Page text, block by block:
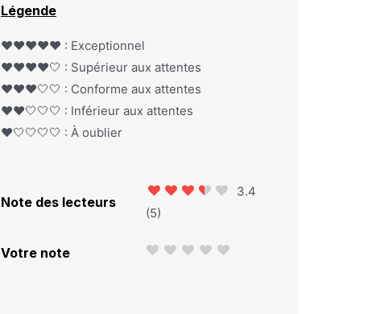
Légende
❤️❤️❤️❤️❤️ : Exceptionnel
❤️❤️❤️❤️🤍 : Supérieur aux attentes
❤️❤️❤️🤍🤍 : Conforme aux attentes
❤️❤️🤍🤍🤍 : Inférieur aux attentes
❤️🤍🤍🤍🤍 : À oublier
Note des lecteurs
3.4
(5)
Votre note